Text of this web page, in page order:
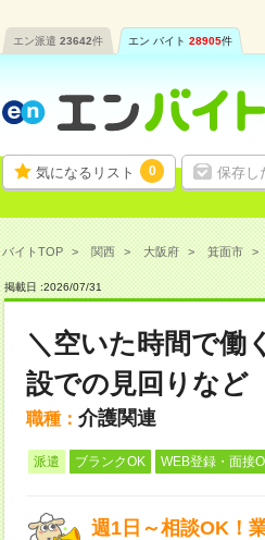
エン派遣 23642件 エン バイト 28905件
気になるリスト 0 保存し
バイトTOP 関西 大阪府 箕面市
掲載日 :2026/07/31
＼空いた時間で働
設での見回りなど
職種： 介護関連
派遣 ブランクOK WEB登録・面接
週1日～相談OK！